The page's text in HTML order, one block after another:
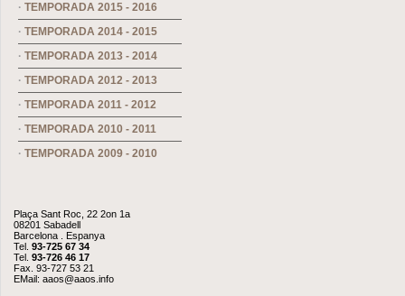
· TEMPORADA 2015 - 2016
· TEMPORADA 2014 - 2015
· TEMPORADA 2013 - 2014
· TEMPORADA 2012 - 2013
· TEMPORADA 2011 - 2012
· TEMPORADA 2010 - 2011
· TEMPORADA 2009 - 2010
Plaça Sant Roc, 22 2on 1a
08201 Sabadell
Barcelona . Espanya
Tel. 93-725 67 34
Tel. 93-726 46 17
Fax. 93-727 53 21
EMail: aaos@aaos.info